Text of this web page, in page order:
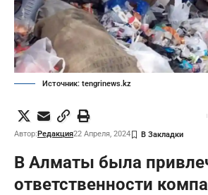
Источник: tengrinews.kz
Автор:Редакция22 Апреля, 2024
В Алматы была
ответственности